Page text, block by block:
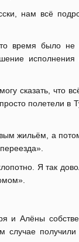
нам всё
время было
сказать, что
полетели в
жильём, а
Я так
и Алёны
случае